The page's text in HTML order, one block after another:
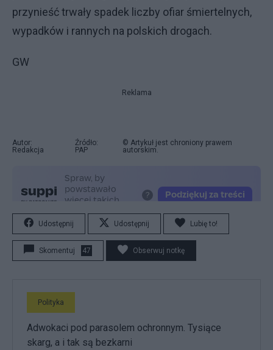
przynieść trwały spadek liczby ofiar śmiertelnych,
wypadków i rannych na polskich drogach.
GW
Reklama
Autor:
Redakcja
Źródło:
PAP
© Artykuł jest chroniony prawem
autorskim.
Udostępnij Udostępnij Lubię to!
Skomentuj 47 Obserwuj notkę
Polityka
Adwokaci pod parasolem ochronnym. Tysiące
skarg, a i tak są bezkarni